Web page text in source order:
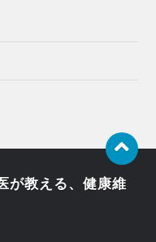
が教える、健康維